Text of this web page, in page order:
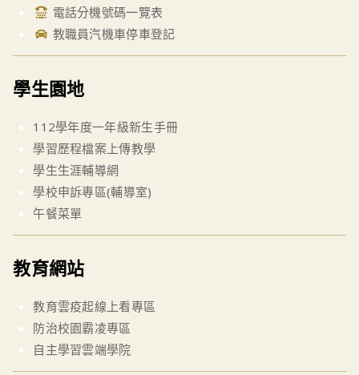
電話分機號碼一覽表
教職員汽機車停車登記
學生園地
112學年度一年級新生手冊
學習歷程檔案上傳教學
學生生涯輔導網
學校申訴專區(輔導室)
午餐菜單
教育網站
教育雲疫起線上看專區
防治校園霸凌專區
自主學習雲端學院